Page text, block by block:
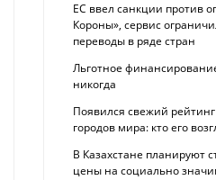
ЕС ввел санкции против
Короны», сервис
переводы в ряде стран
Льготное
никогда
Появился свежий
городов мира: кто его
В Казахстане планируют
цены на социально